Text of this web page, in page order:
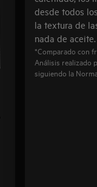
desde todos
la textura de
nada de aceite.
*Comparado con
Análisis realizado
siguiendo la